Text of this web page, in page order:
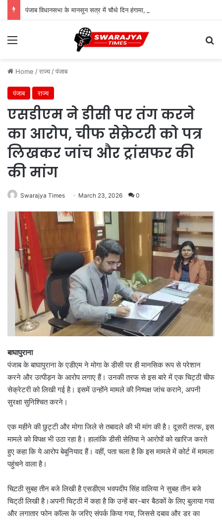
Menu
Home /राज्य /पंजाब
पंजाब राज्य
एसडीएम ने डीसी पर तंग करने
का आरोप, चीफ सेक्रेटरी को पत्र
लिखकर जांच और ट्रांसफर की
की मांग
Swarajya Times March 23, 2026 0
बाघापुराना
पंजाब के बाघापुराना के एडीएम ने मोगा के डीसी पर ही मानसिक रूप से परेशान
करने और उत्पीड़न के आरोप लगाए हैं। उनकी तरफ से इस बारे में एक चिट्ठी चीफ
सेक्रेटरी को लिखी गई है। इसमें उन्होंने मामले की निष्पक्ष जांच कराने, अपनी
सुरक्षा सुनिश्चित करने।
एक महीने की छुट्टी और मोगा जिले से तबादले की भी मांग की है। दूसरी तरफ, इस
मामले को विपक्ष भी उठा रहा है। हालांकि डीसी सेतिया ने आरोपों को खारिज करते
हुए कहा कि ये आरोप बेबुनियाद हैं। वहीं, पता चला है कि इस मामले में कोर्ट में मामला
पहुंचने वाला है।
चिट़ठी सुबह तीन बजे लिखी है एसडीएम भवपदीप सिंह वालिया ने सुबह तीन बजे
चिट्‌ठी लिखी है।अपनी चिट्ठी में कहा है कि उन्हें बार-बार बैठकों के लिए बुलाया गया
और लगातार फोन कॉल्स के जरिए संपर्क किया गया, जिससे दबाव और डर का